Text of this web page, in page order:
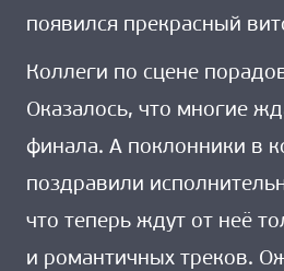
появился прекрасный
Коллеги по сцене
Оказалось, что многие
финала. А поклонники в
поздравили
что теперь ждут от неё
и романтичных треков.